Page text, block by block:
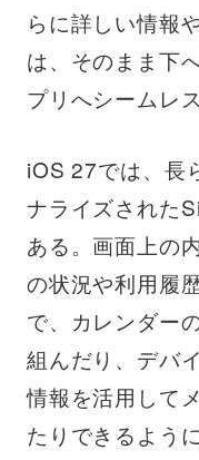
らに詳しい情報
は、そのまま下
プリへシームレ
iOS 27では、長
ナライズされた
ある。画面上の
の状況や利用履
で、カレンダー
組んだり、デバ
情報を活用して
たりできるよう